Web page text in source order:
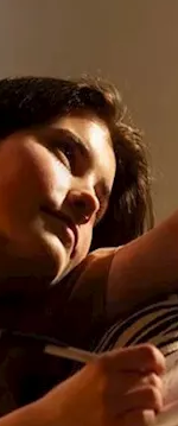
الصحة النفسية